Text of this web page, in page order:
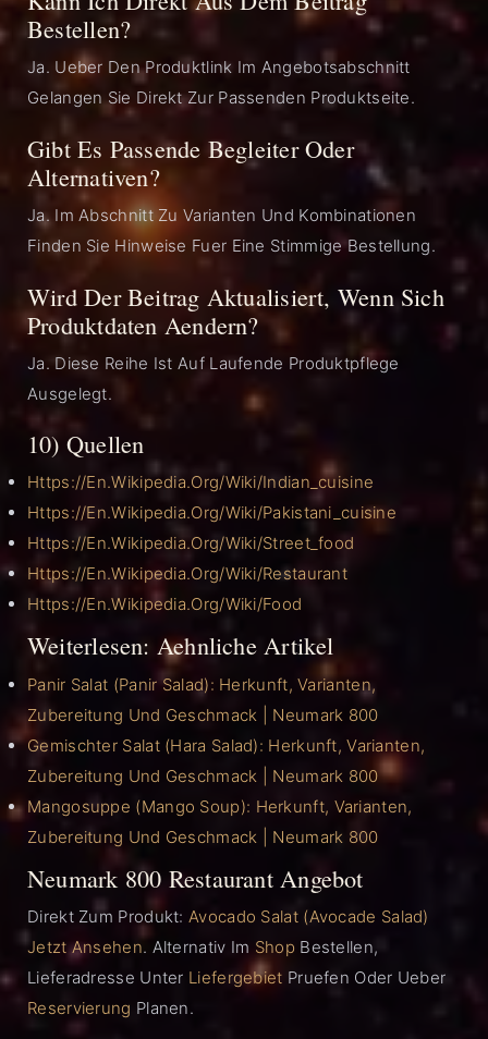
Bestellen?
Ja. Ueber Den Produktlink Im Angebotsabschnitt
Gelangen Sie Direkt Zur Passenden Produktseite.
Gibt Es Passende Begleiter Oder
Alternativen?
Ja. Im Abschnitt Zu Varianten Und Kombinationen
Finden Sie Hinweise Fuer Eine Stimmige Bestellung.
Wird Der Beitrag Aktualisiert, Wenn Sich
Produktdaten Aendern?
Ja. Diese Reihe Ist Auf Laufende Produktpflege
Ausgelegt.
10) Quellen
Https://en.wikipedia.org/wiki/Indian_cuisine
Https://en.wikipedia.org/wiki/Pakistani_cuisine
Https://en.wikipedia.org/wiki/Street_food
Https://en.wikipedia.org/wiki/Restaurant
Https://en.wikipedia.org/wiki/Food
Weiterlesen: Aehnliche Artikel
Panir Salat (Panir Salad): Herkunft, Varianten,
Zubereitung Und Geschmack | Neumark 800
Gemischter Salat (Hara Salad): Herkunft, Varianten,
Zubereitung Und Geschmack | Neumark 800
Mangosuppe (Mango Soup): Herkunft, Varianten,
Zubereitung Und Geschmack | Neumark 800
Neumark 800 Restaurant Angebot
Direkt Zum Produkt: Avocado Salat (Avocade Salad)
Jetzt Ansehen. Alternativ Im Shop Bestellen,
Lieferadresse Unter Liefergebiet Pruefen Oder Ueber
Reservierung Planen.